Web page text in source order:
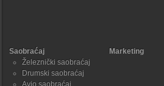
Saobraćaj
Železnički saobraćaj
Drumski saobraćaj
Marketing